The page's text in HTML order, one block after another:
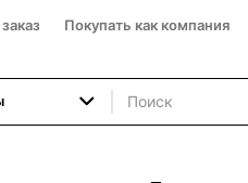
Покупать как компания